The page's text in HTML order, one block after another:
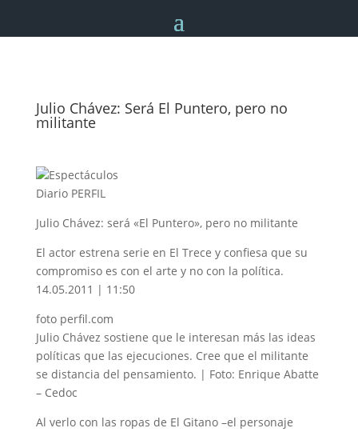
Julio Chávez: Será El Puntero, pero no
militante
Espectáculos
Diario PERFIL
Julio Chávez: será «El Puntero», pero no militante
El actor estrena serie en El Trece y confiesa que su
compromiso es con el arte y no con la política.
14.05.2011 | 11:50
foto perfil.com
Julio Chávez sostiene que le interesan más las ideas
políticas que las ejecuciones. Cree que el militante
se distancia del pensamiento. | Foto: Enrique Abatte
– Cedoc
Al verlo con las ropas de El Gitano –el personaje